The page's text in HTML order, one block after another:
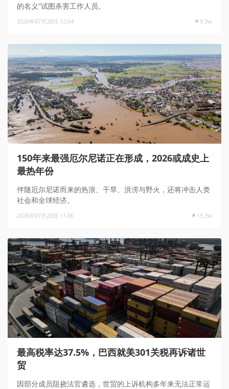
的名义”试图杀害工作人员。
2026年07月28日 12:04 9.3w
150年来最强厄尔尼诺正在形成，2026或成史上
最热年份
伴随厄尔尼诺而来的热浪、干旱、洪涝与野火，还将冲击人类
社会和全球经济。
2026年07月28日 11:06 15.3w
最高税率达37.5%，巴西就美301关税再诉诸世
贸
因部分成员阻挠法官遴选，世贸的上诉机构多年来无法正常运